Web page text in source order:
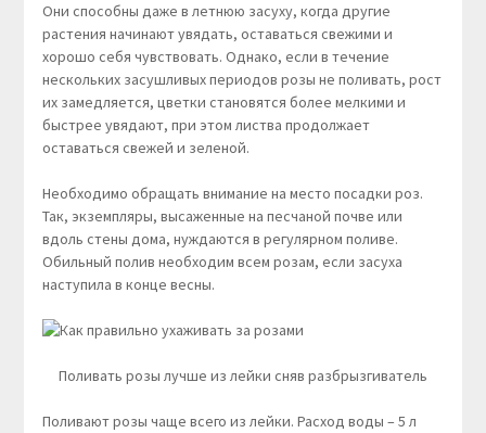
Они способны даже в летнюю засуху, когда другие
растения начинают увядать, оставаться свежими и
хорошо себя чувствовать. Однако, если в течение
нескольких засушливых периодов розы не поливать, рост
их замедляется, цветки становятся более мелкими и
быстрее увядают, при этом листва продолжает
оставаться свежей и зеленой.
Необходимо обращать внимание на место посадки роз.
Так, экземпляры, высаженные на песчаной почве или
вдоль стены дома, нуждаются в регулярном поливе.
Обильный полив необходим всем розам, если засуха
наступила в конце весны.
Поливать розы лучше из лейки сняв разбрызгиватель
Поливают розы чаще всего из лейки. Расход воды – 5 л